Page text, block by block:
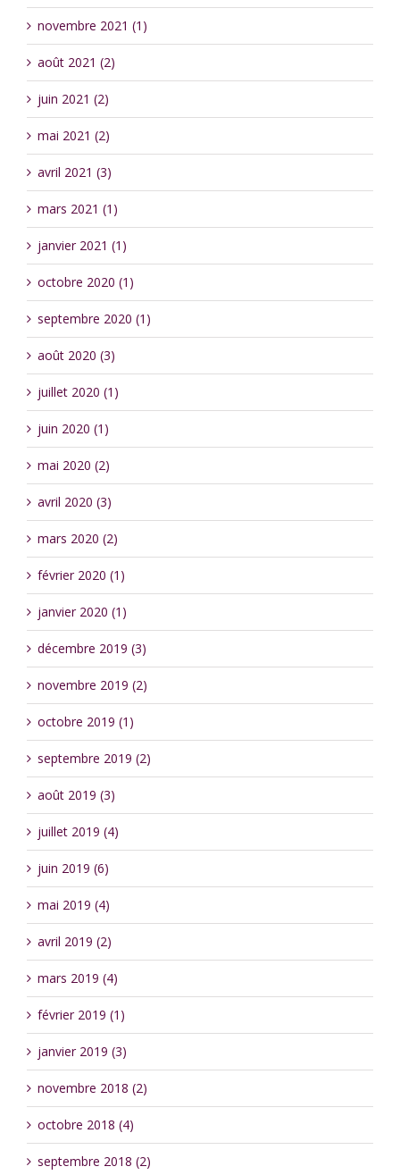
novembre 2021 (1)
août 2021 (2)
juin 2021 (2)
mai 2021 (2)
avril 2021 (3)
mars 2021 (1)
janvier 2021 (1)
octobre 2020 (1)
septembre 2020 (1)
août 2020 (3)
juillet 2020 (1)
juin 2020 (1)
mai 2020 (2)
avril 2020 (3)
mars 2020 (2)
février 2020 (1)
janvier 2020 (1)
décembre 2019 (3)
novembre 2019 (2)
octobre 2019 (1)
septembre 2019 (2)
août 2019 (3)
juillet 2019 (4)
juin 2019 (6)
mai 2019 (4)
avril 2019 (2)
mars 2019 (4)
février 2019 (1)
janvier 2019 (3)
novembre 2018 (2)
octobre 2018 (4)
septembre 2018 (2)